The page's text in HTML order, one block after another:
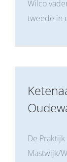
Wilco
tweede in
De
Mastwijk/